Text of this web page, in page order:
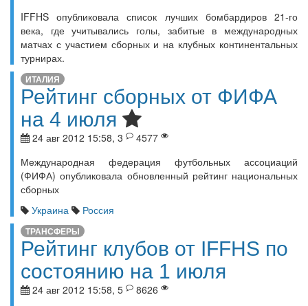
IFFHS опубликовала список лучших бомбардиров 21-го
века, где учитывались голы, забитые в международных
матчах с участием сборных и на клубных континентальных
турнирах.
ИТАЛИЯ
Рейтинг сборных от ФИФА
на 4 июля
24 авг 2012 15:58, 3
4577
Международная федерация футбольных ассоциаций
(ФИФА) опубликовала обновленный рейтинг национальных
сборных
Украина
Россия
ТРАНСФЕРЫ
Рейтинг клубов от IFFHS по
состоянию на 1 июля
24 авг 2012 15:58, 5
8626